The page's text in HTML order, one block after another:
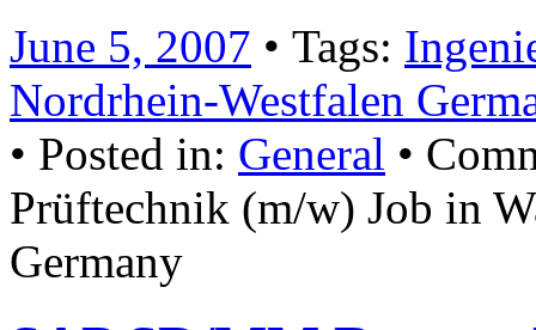
June 5, 2007 • Tags:
Nordrhein-Westfalen
• Posted in: General •
Prüftechnik (m/w) Job in
Germany